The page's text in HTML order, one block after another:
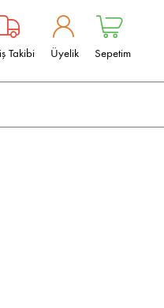
Takibi Üyelik Sepetim